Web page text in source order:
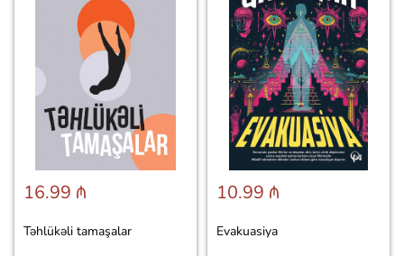
16.99 ₼
Təhlükəli tamaşalar
10.99 ₼
Evakuasiya